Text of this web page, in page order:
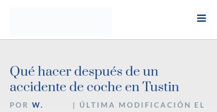
Qué hacer después de un
accidente de coche en Tustin
POR W.
| ÚLTIMA MODIFICACIÓN EL